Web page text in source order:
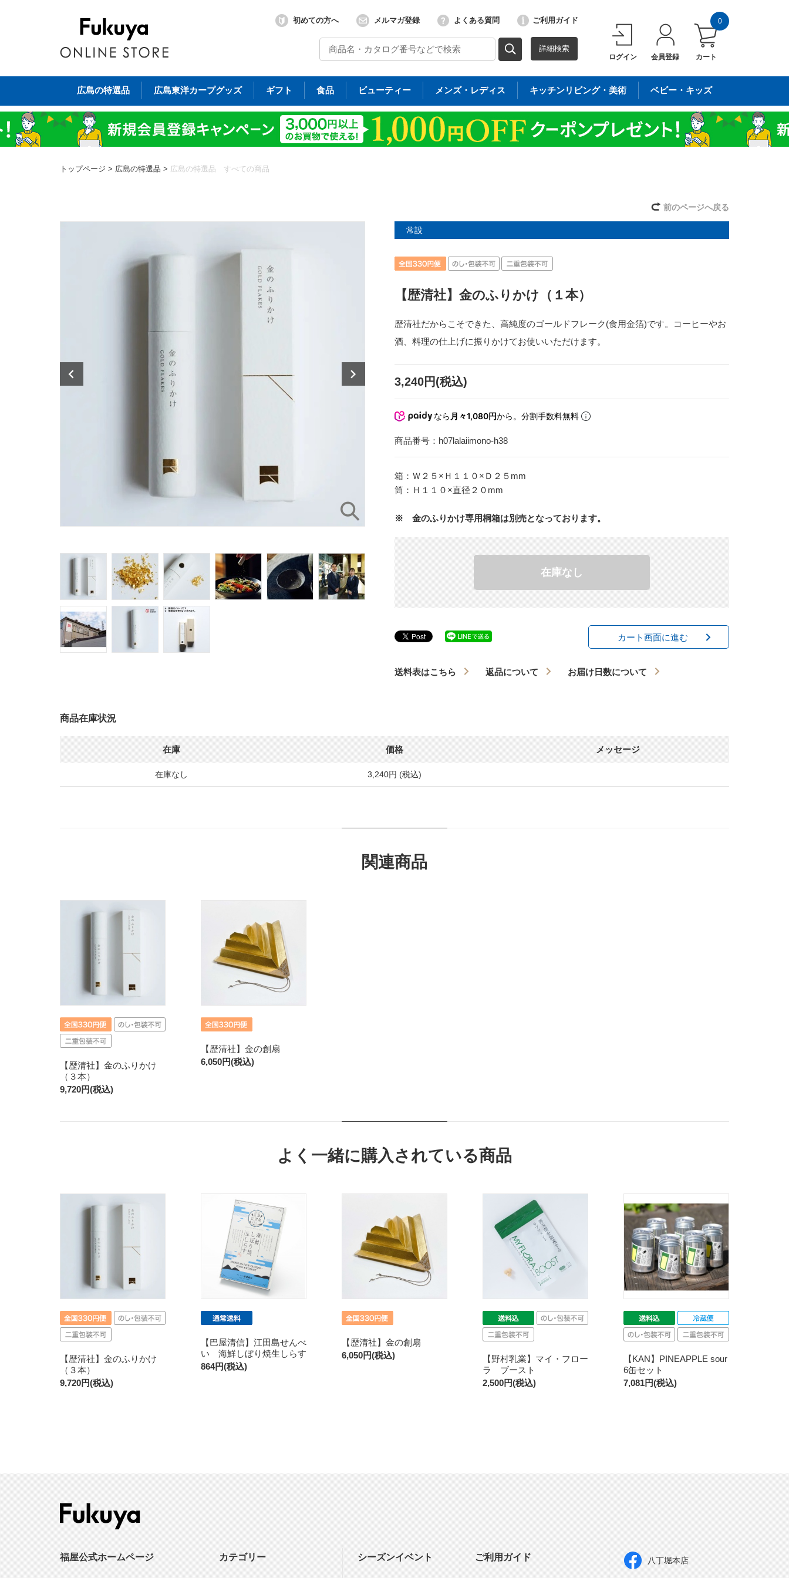
詳細検索
初めての方へ メルマガ登録 よくある質問 ご利用ガイド
ログイン 会員登録 カート
0
広島の特選品 広島東洋カープグッズ ギフト 食品 ビューティー メンズ・レディス キッチンリビング・美術 ベビー・キッズ
トップページ > 広島の特選品 > 広島の特選品 すべての商品
前のページへ戻る
常設
【歴清社】金のふりかけ（１本）
歴清社だからこそできた、高純度のゴールドフレーク(食用金箔)です。コーヒーやお
酒、料理の仕上げに振りかけてお使いいただけます。
3,240円(税込)
なら 月々1,080円から。分割手数料無料
商品番号： h07lalaiimono-h38
箱：Ｗ２５×Ｈ１１０×Ｄ２５mm
筒：Ｈ１１０×直径２０mm
※ 金のふりかけ専用桐箱は別売となっております。
在庫なし
カート画面に進む
送料表はこちら 返品について お届け日数について
商品在庫状況
在庫 価格 メッセージ
在庫なし 3,240円 (税込)
関連商品
【歴清社】金のふりかけ
（３本）
9,720円(税込)
【歴清社】金の創扇
6,050円(税込)
よく一緒に購入されている商品
【歴清社】金のふりかけ
（３本）
9,720円(税込)
【巴屋清信】江田島せんべ
い 海鮮しぼり焼生しらす
864円(税込)
【歴清社】金の創扇
6,050円(税込)
【野村乳業】マイ・フロー
ラ ブースト
2,500円(税込)
【KAN】PINEAPPLE sour
6缶セット
7,081円(税込)
福屋公式ホームページ カテゴリー シーズンイベント ご利用ガイド 八丁堀本店